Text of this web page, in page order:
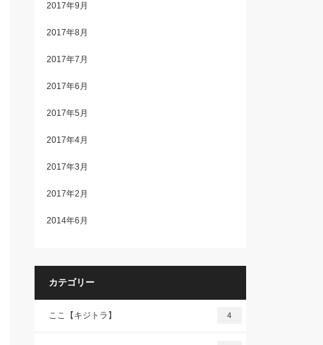
2017年9月
2017年8月
2017年7月
2017年6月
2017年5月
2017年4月
2017年3月
2017年2月
2014年6月
カテゴリー
ここ【キジトラ】 4